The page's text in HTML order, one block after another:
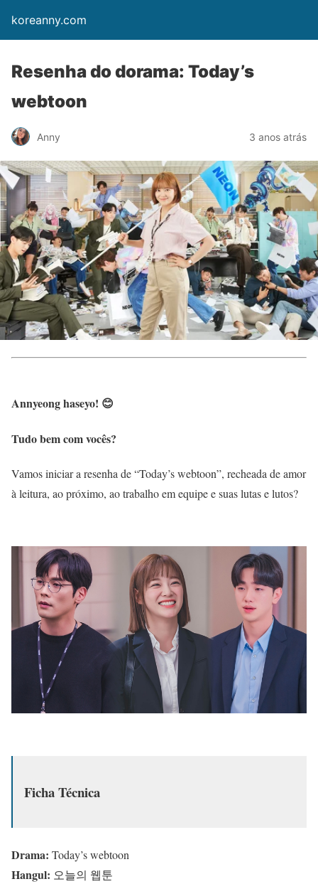
koreanny.com
Resenha do dorama: Today’s
webtoon
Anny 3 anos atrás
Annyeong haseyo! 😊
Tudo bem com vocês?
Vamos iniciar a resenha de “Today’s webtoon”, recheada de amor
à leitura, ao próximo, ao trabalho em equipe e suas lutas e lutos?
Ficha Técnica
Drama: Today’s webtoon
Hangul: 오늘의 웹툰